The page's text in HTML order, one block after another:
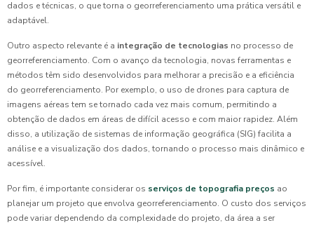
dados e técnicas, o que torna o georreferenciamento uma prática versátil e
adaptável.
Outro aspecto relevante é a integração de tecnologias no processo de
georreferenciamento. Com o avanço da tecnologia, novas ferramentas e
métodos têm sido desenvolvidos para melhorar a precisão e a eficiência
do georreferenciamento. Por exemplo, o uso de drones para captura de
imagens aéreas tem se tornado cada vez mais comum, permitindo a
obtenção de dados em áreas de difícil acesso e com maior rapidez. Além
disso, a utilização de sistemas de informação geográfica (SIG) facilita a
análise e a visualização dos dados, tornando o processo mais dinâmico e
acessível.
Por fim, é importante considerar os serviços de topografia preços ao
planejar um projeto que envolva georreferenciamento. O custo dos serviços
pode variar dependendo da complexidade do projeto, da área a ser